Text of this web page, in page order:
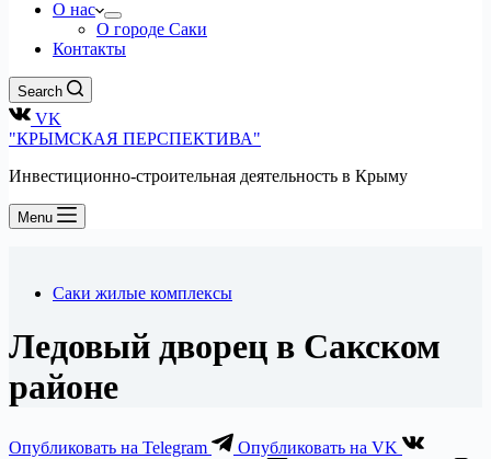
О нас
О городе Саки
Контакты
Search
VK
"КРЫМСКАЯ ПЕРСПЕКТИВА"
Инвестиционно-строительная деятельность в Крыму
Menu
Саки жилые комплексы
Ледовый дворец в Сакском
районе
Опубликовать на Telegram
Опубликовать на VK